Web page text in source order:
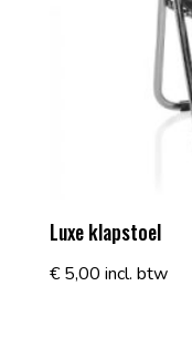
Luxe klapstoel
€5,00 incl. btw